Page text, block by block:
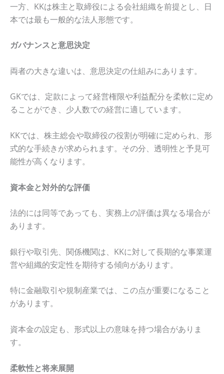
一方、KKは株主と取締役による会社組織を前提とし、日
本では最も一般的な法人形態です。
ガバナンスと意思決定
両者の大きな違いは、意思決定の仕組みにあります。
GKでは、定款によって経営権限や利益配分を柔軟に定め
ることができ、少人数での経営に適しています。
KKでは、株主総会や取締役の役割が明確に定められ、形
式的な手続きが求められます。その分、透明性と予見可
能性が高くなります。
資本金と対外的な評価
法的には同等であっても、実務上の評価は異なる場合が
あります。
銀行や取引先、関係機関は、KKに対して長期的な事業運
営や組織的安定性を期待する傾向があります。
特に金融取引や規制産業では、この点が重要になること
があります。
資本金の設定も、形式以上の意味を持つ場合がありま
す。
柔軟性と将来展開